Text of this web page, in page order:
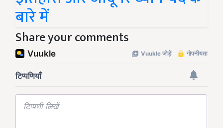
बारे में
Share your comments